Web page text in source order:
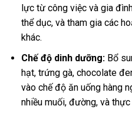
lực từ công việc và gia
thể dục, và tham gia các
khác.
Chế độ dinh dưỡng:Bổ
hạt, trứng gà, chocolate
vào chế độ ăn uống hàng
nhiều muối, đường, và